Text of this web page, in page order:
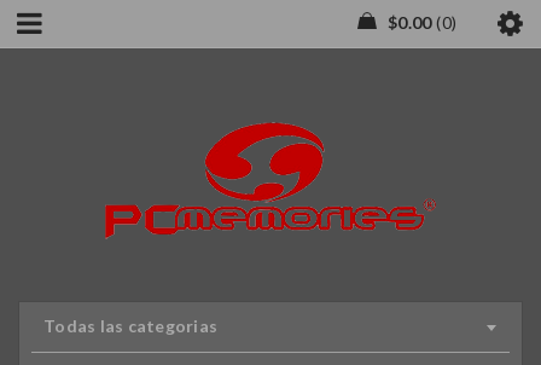
$0.00 0
Todas las categorias